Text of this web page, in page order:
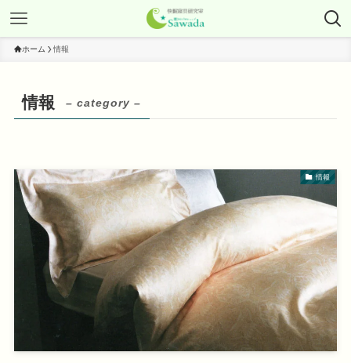
ホーム 情報
情報 – category –
情報